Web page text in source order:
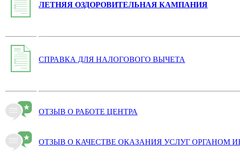
ЛЕТНЯЯ ОЗДОРОВИТЕЛЬНАЯ КАМПАНИЯ
СПРАВКА ДЛЯ НАЛОГОВОГО ВЫЧЕТА
ОТЗЫВ О РАБОТЕ ЦЕНТРА
ОТЗЫВ О КАЧЕСТВЕ ОКАЗАНИЯ УСЛУГ ОРГАНОМ